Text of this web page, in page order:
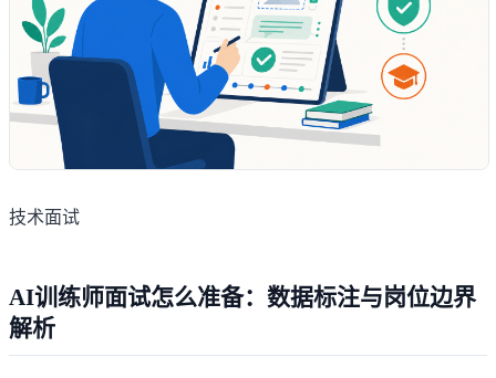
技术面试
AI训练师面试怎么准备：数据标注与岗位边界
解析